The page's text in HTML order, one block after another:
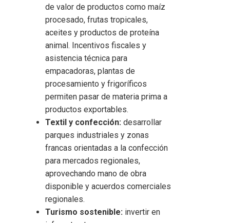
de valor de productos como maíz
procesado, frutas tropicales,
aceites y productos de proteína
animal. Incentivos fiscales y
asistencia técnica para
empacadoras, plantas de
procesamiento y frigoríficos
permiten pasar de materia prima a
productos exportables.
Textil y confección: desarrollar
parques industriales y zonas
francas orientadas a la confección
para mercados regionales,
aprovechando mano de obra
disponible y acuerdos comerciales
regionales.
Turismo sostenible: invertir en